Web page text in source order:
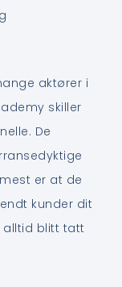
aktører i
skiller
De
er at de
kunder dit
alltid blitt tatt